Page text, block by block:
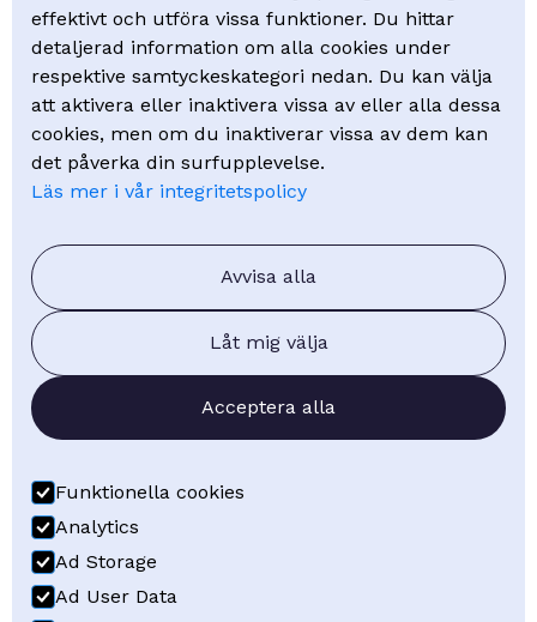
NCC
Swep
Mölndal Energi
Kunskap
Kurser
FAQ - Vanliga frågor
Blogg
Om oss
Om Visuell Planering
Boka demo
Få offert
effektivt och utföra vissa funktioner. Du hittar
detaljerad information om alla cookies under
respektive samtyckeskategori nedan. Du kan välja
att aktivera eller inaktivera vissa av eller alla dessa
cookies, men om du inaktiverar vissa av dem kan
det påverka din surfupplevelse.
Läs mer i vår integritetspolicy
Avvisa alla
Låt mig välja
Acceptera alla
Funktionella cookies
Analytics
Ad Storage
Ad User Data